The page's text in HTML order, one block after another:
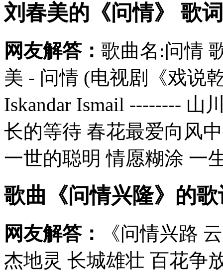
刘春美的《问情》 歌词
网友解答： 歌曲名:问情
美 - 问情 (电视剧《戏说
Iskandar Ismail -------- 山
长的等待 春花最爱向风
一世的聪明 情愿糊涂 一
歌曲《问情兴隆》的
网友解答：
《问情兴路
杰地灵 长城雄壮 百花争